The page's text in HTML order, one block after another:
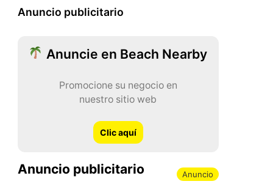
Anuncio publicitario
Anuncie en Beach Nearby
Promocione su negocio en
nuestro sitio web
Clic aquí
Anuncio publicitario Anuncio